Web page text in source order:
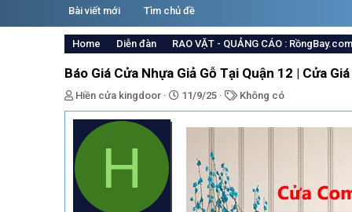
Bài viết mới Tìm chủ đề
Home Diễn đàn RAO VẶT - QUẢNG CÁO : RồngBay.com
Báo Giá Cửa Nhựa Giả Gỗ Tại Quận 12 | Cửa Giá
T
h
r
a
d
s
Hiền cửa kingdoor
N
g
11/9/25
T
ừ
h
ó
a
Không có
H